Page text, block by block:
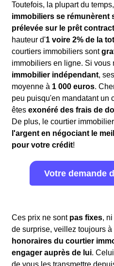
Toutefois, la plupart du temps,
immobiliers se rémunèrent
prélevée sur le prêt
hauteur d'1 voire 2% de la
courtiers immobiliers sont
immobiliers en ligne. Si vous
immobilier indépendant,
moyenne à 1 000 euros.
peu puisqu'en mandatant un
êtes exonéré des frais de
De plus, le courtier
l'argent en négociant le
pour votre crédit!
Votre demande
Ces prix ne sont pas fixes,
de surprise, veillez toujours à
honoraires du courtier
engager auprès de lui.
de vous les transmettre